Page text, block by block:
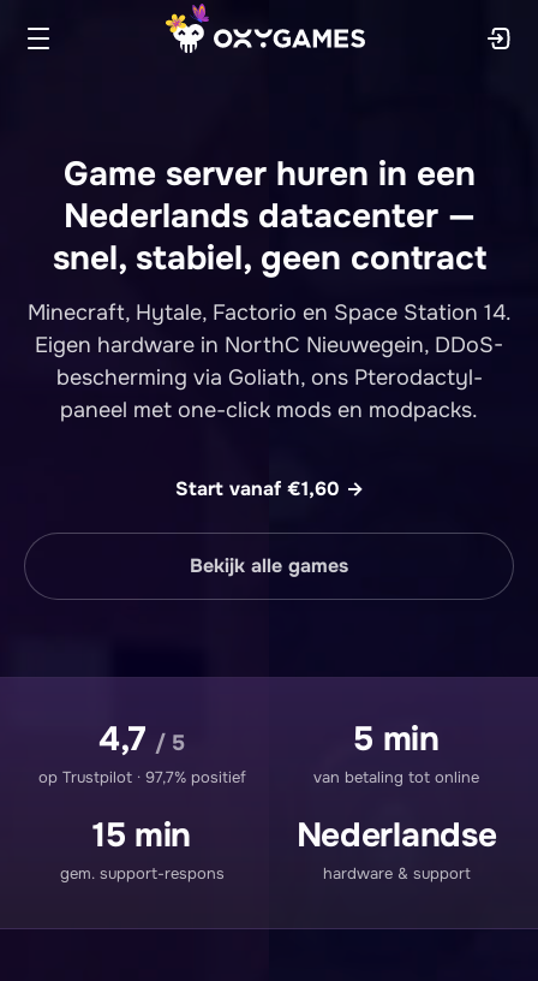
Oxy.Games
Game server huren in een
Nederlands datacenter—
snel, stabiel, geen contract
Minecraft, Hytale, Factorio en Space Station 14.
Eigen hardware in NorthC Nieuwegein, DDoS-
bescherming via Goliath, ons Pterodactyl-
paneel met one-click mods en modpacks.
Start vanaf €1,60 →
Bekijk alle games
4,7 / 5
op Trustpilot · 97,7% positief
5 min
van betaling tot online
15 min
gem. support-respons
Nederlandse
hardware & support